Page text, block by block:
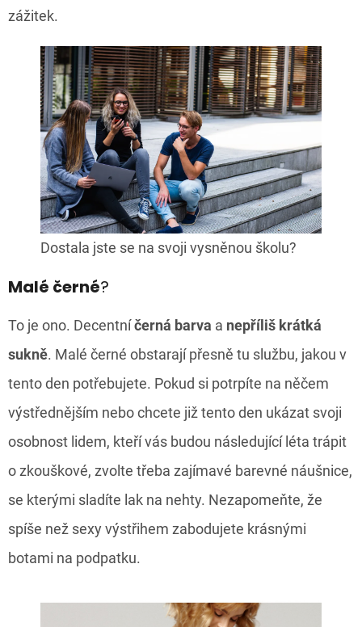
zážitek.
Dostala jste se na svoji vysněnou školu?
Malé černé?
To je ono. Decentníčerná barva a nepříliš krátká
sukně. Malé černé obstarají přesně tu službu, jakou v
tento den potřebujete. Pokud si potrpíte na něčem
výstřednějším nebo chcete již tento den ukázat svoji
osobnost lidem, kteří vás budou následující léta trápit
o zkouškové, zvolte třeba zajímavé barevné náušnice,
se kterými sladíte lak na nehty. Nezapomeňte, že
spíše než sexy výstřihem zabodujete krásnými
botami na podpatku.